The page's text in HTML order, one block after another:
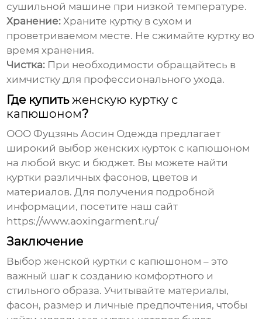
сушильной машине при низкой температуре.
Хранение: Храните куртку в сухом и
проветриваемом месте. Не сжимайте куртку во
время хранения.
Чистка: При необходимости обращайтесь в
химчистку для профессионального ухода.
Где купитьженскую куртку с
капюшоном?
ООО Фуцзянь Аосин Одежда предлагает
широкий выбор женских курток с капюшоном
на любой вкус и бюджет. Вы можете найти
куртки различных фасонов, цветов и
материалов. Для получения подробной
информации, посетите наш сайт
https://www.aoxingarment.ru/
Заключение
Выборженской куртки с капюшоном – это
важный шаг к созданию комфортного и
стильного образа. Учитывайте материалы,
фасон, размер и личные предпочтения, чтобы